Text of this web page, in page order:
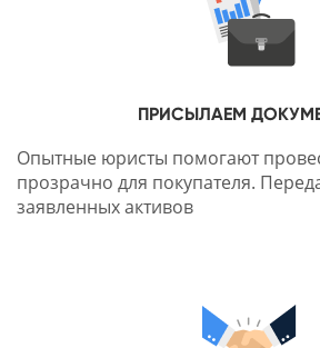
ПРИСЫЛАЕМ
Опытные юристы помогают
прозрачно для покупателя.
заявленных активов